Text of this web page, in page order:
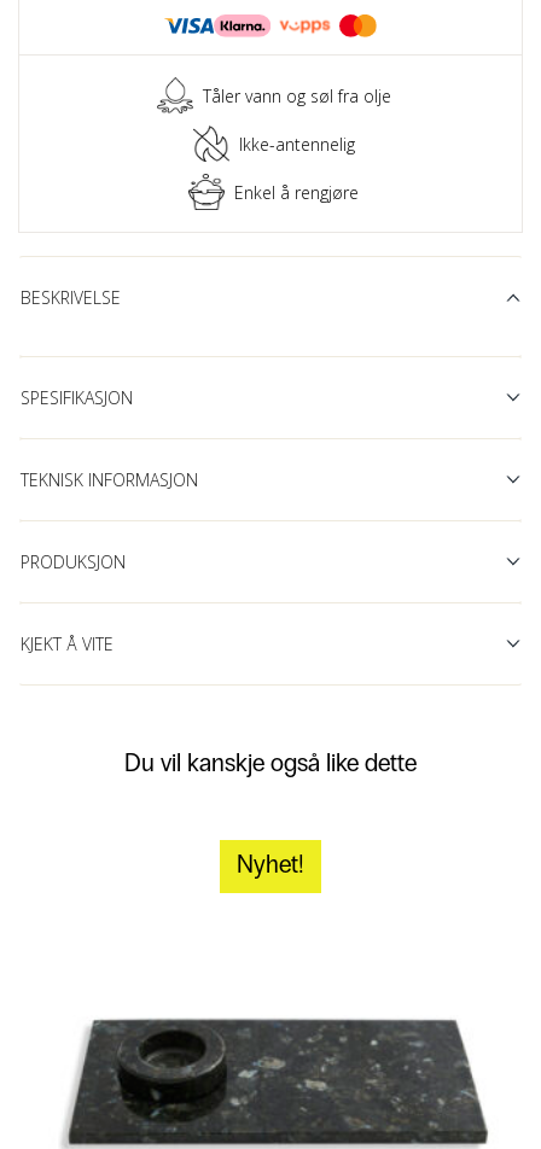
Tåler vann og søl fra olje
Ikke-antennelig
Enkel å rengjøre
BESKRIVELSE
SPESIFIKASJON
TEKNISK INFORMASJON
PRODUKSJON
KJEKT Å VITE
Du vil kanskje også like dette
Nyhet!